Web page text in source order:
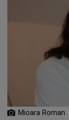
Mioara Roman